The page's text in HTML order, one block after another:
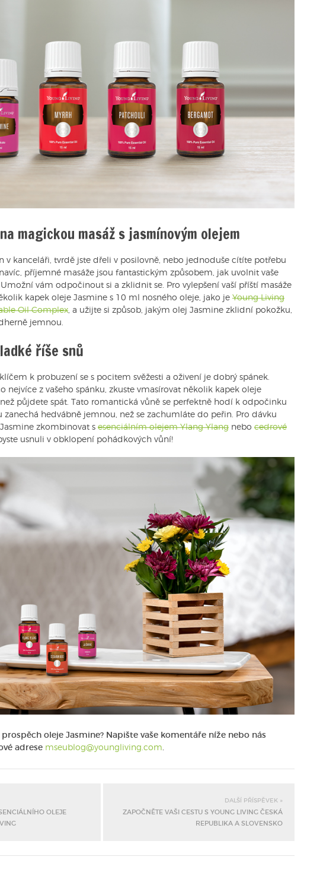
magickou masáž s jasmínovým olejem
v kanceláři, tvrdě jste dřeli v posilovně, nebo jednoduše cítíte potřebu
příjemné masáže jsou fantastickým způsobem, jak uvolnit vaše
vám odpočinout si a zklidnit se. Pro vylepšení vaší příští masáže
kapek oleje Jasmine s 10 ml nosného oleje, jako je Young Living
Oil Complex, a užijte si způsob, jakým olej Jasmine zklidní pokožku,
jemnou.
říše snů
k probuzení se s pocitem svěžesti a oživení je dobrý spánek.
nejvíce z vašeho spánku, zkuste vmasírovat několik kapek oleje
půjdete spát. Tato romantická vůně se perfektně hodí k odpočinku
zanechá hedvábně jemnou, než se zachumláte do peřin. Pro dávku
zkombinovat s esenciálním olejem Ylang Ylang nebo cedrové
usnuli v obklopení pohádkových vůní!
oleje Jasmine? Napište vaše komentáře níže nebo nás
adrese mseublog@youngliving.com
OLEJE
DALŠÍ PŘÍSPĚVEK »
ZAPOČNĚTE VAŠI CESTU S YOUNG LIVING ČESKÁ
REPUBLIKA A SLOVENSKO